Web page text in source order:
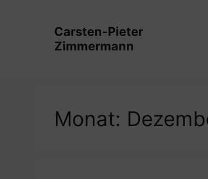
Carsten-Pieter
Zimmermann
Monat: